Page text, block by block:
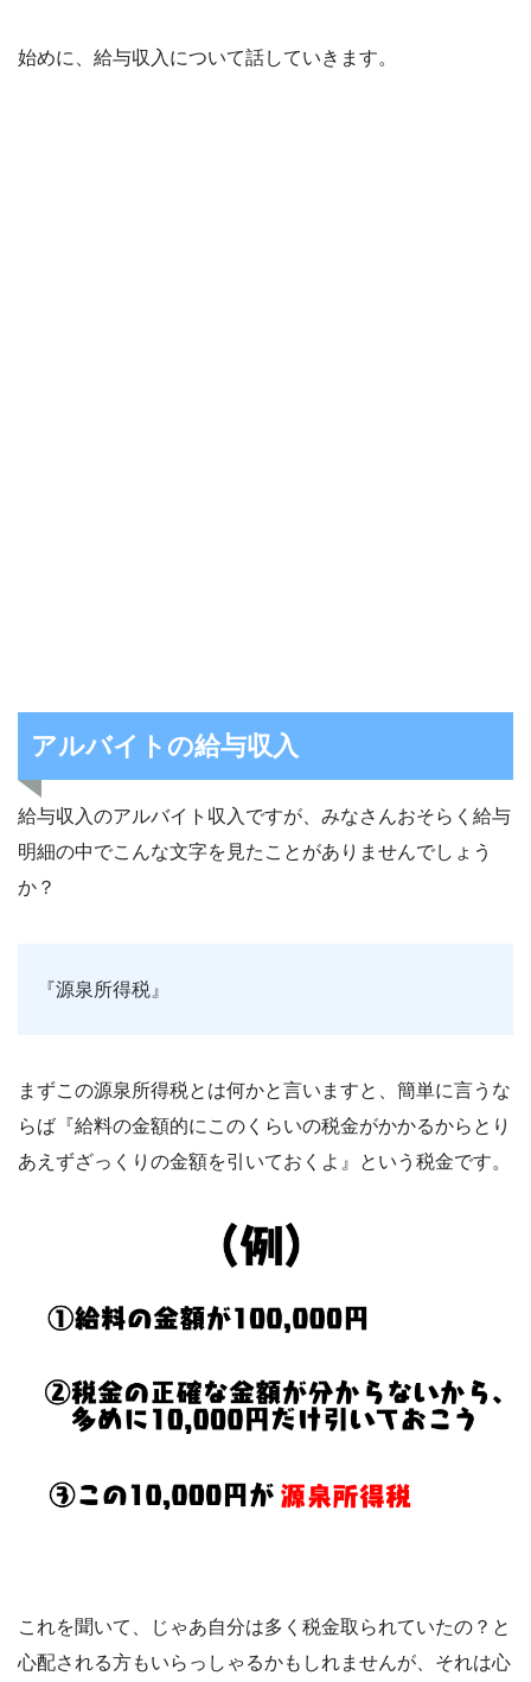
始めに、給与収入について話していきます。
アルバイトの給与収入
給与収入のアルバイト収入ですが、みなさんおそらく給与
明細の中でこんな文字を見たことがありませんでしょう
か？
『源泉所得税』
まずこの源泉所得税とは何かと言いますと、簡単に言うな
らば『給料の金額的にこのくらいの税金がかかるから とり
あえずざっくりの金額を引いておくよ』という税金です。
これを聞いて、じゃあ自分は多く税金取られていたの？と
心配される方もいらっしゃるかもしれませんが、それは心